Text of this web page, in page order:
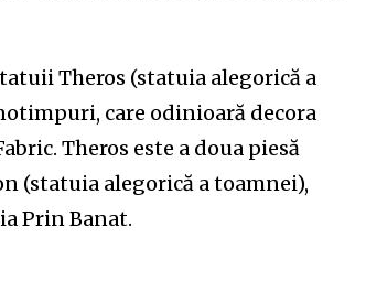
Theros (statuia alegorică a
care odinioară decora
Theros este a doua piesă
(statuia alegorică a toamnei),
Prin Banat.